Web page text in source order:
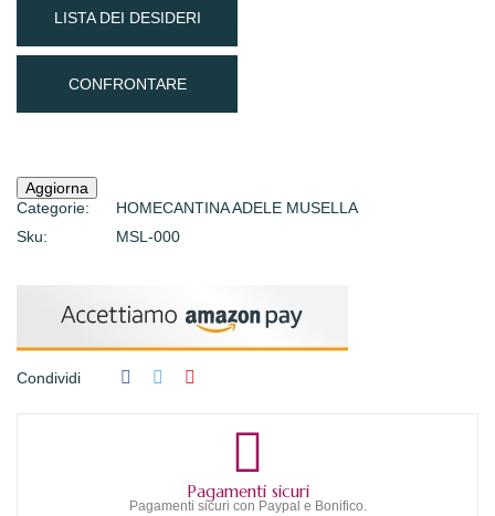
LISTA DEI DESIDERI
CONFRONTARE
Categorie: HOMECANTINA ADELE MUSELLA
Sku:
MSL-000
Condividi
Pagamenti sicuri
Pagamenti sicuri con Paypal e Bonifico.